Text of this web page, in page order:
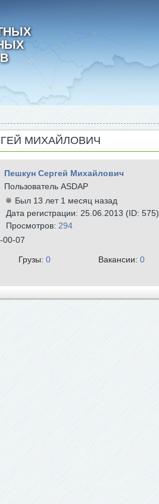
МИХАЙЛОВИЧ
Пешкун Сергей Михайлович
Пользователь ASDAP
Был 13 лет 1 месяц назад
Дата регистрации: 25.06.2013 (ID: 575)
Просмотров: 294
00-07
Грузы: 0 Вакансии: 0